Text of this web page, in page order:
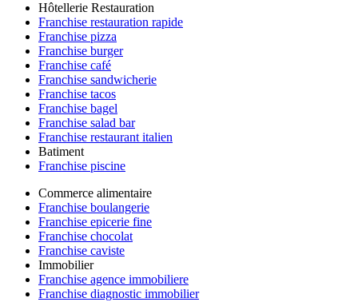
Hôtellerie Restauration
Franchise restauration rapide
Franchise pizza
Franchise burger
Franchise café
Franchise sandwicherie
Franchise tacos
Franchise bagel
Franchise salad bar
Franchise restaurant italien
Batiment
Franchise piscine
Commerce alimentaire
Franchise boulangerie
Franchise epicerie fine
Franchise chocolat
Franchise caviste
Immobilier
Franchise agence immobiliere
Franchise diagnostic immobilier